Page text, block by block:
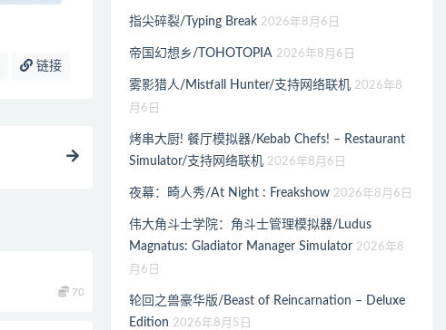
链接
70
指尖碎裂/Typing Break 2026年8月6日
帝国幻想乡/TOHOTOPIA 2026年8月6日
雾影猎人/Mistfall Hunter/支持网络联机 2026年8
月6日
烤串大厨! 餐厅模拟器/Kebab Chefs! – Restaurant
Simulator/支持网络联机 2026年8月6日
夜幕：畸人秀/At Night : Freakshow 2026年8月6日
伟大角斗士学院：角斗士管理模拟器/Ludus
Magnatus: Gladiator Manager Simulator 2026年8
月6日
轮回之兽豪华版/Beast of Reincarnation – Deluxe
Edition 2026年8月5日